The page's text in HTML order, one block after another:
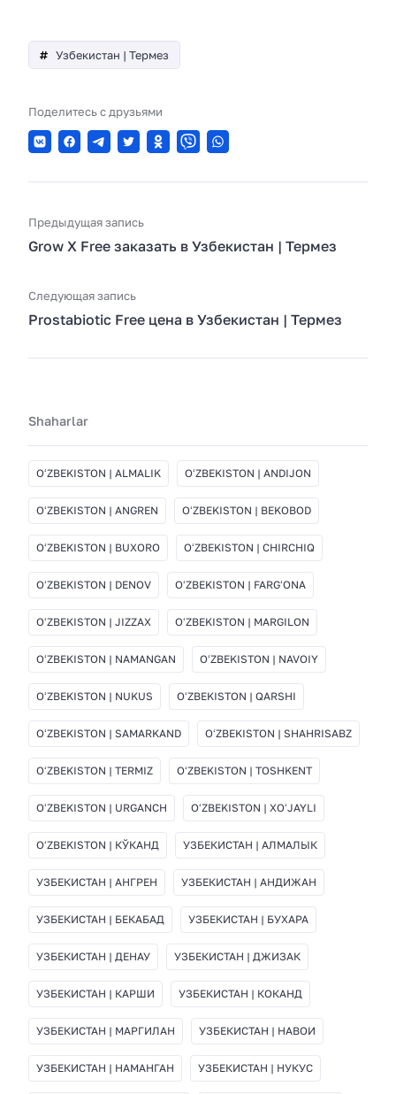
Узбекистан | Термез
Поделитесь с друзьями
Предыдущая запись
Grow X Free заказать в Узбекистан | Термез
Следующая запись
Prostabiotic Free цена в Узбекистан | Термез
Shaharlar
OʻZBEKISTON | ALMALIK OʻZBEKISTON | ANDIJON
OʻZBEKISTON | ANGREN OʻZBEKISTON | BEKOBOD
OʻZBEKISTON | BUXORO OʻZBEKISTON | CHIRCHIQ
OʻZBEKISTON | DENOV OʻZBEKISTON | FARGʻONA
OʻZBEKISTON | JIZZAX OʻZBEKISTON | MARGILON
OʻZBEKISTON | NAMANGAN OʻZBEKISTON | NAVOIY
OʻZBEKISTON | NUKUS OʻZBEKISTON | QARSHI
OʻZBEKISTON | SAMARKAND OʻZBEKISTON | SHAHRISABZ
OʻZBEKISTON | TERMIZ OʻZBEKISTON | TOSHKENT
OʻZBEKISTON | URGANCH OʻZBEKISTON | XOʻJAYLI
OʻZBEKISTON | КЎКАНД УЗБЕКИСТАН | АЛМАЛЫК
УЗБЕКИСТАН | АНГРЕН УЗБЕКИСТАН | АНДИЖАН
УЗБЕКИСТАН | БЕКАБАД УЗБЕКИСТАН | БУХАРА
УЗБЕКИСТАН | ДЕНАУ УЗБЕКИСТАН | ДЖИЗАК
УЗБЕКИСТАН | КАРШИ УЗБЕКИСТАН | КОКАНД
УЗБЕКИСТАН | МАРГИЛАН УЗБЕКИСТАН | НАВОИ
УЗБЕКИСТАН | НАМАНГАН УЗБЕКИСТАН | НУКУС